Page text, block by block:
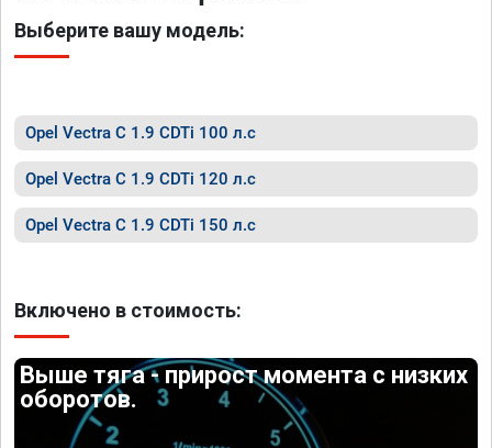
Выберите вашу модель:
Opel Vectra C 1.9 CDTi 100 л.с
Opel Vectra C 1.9 CDTi 120 л.с
Opel Vectra C 1.9 CDTi 150 л.с
Включено в стоимость:
Выше тяга - прирост момента с низких
оборотов.